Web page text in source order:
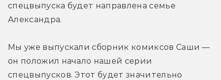
спецвыпуска будет направлена семье
Александра.
Мы уже выпускали сборник комиксов Саши —
он положил начало нашей серии
спецвыпусков. Этот будет значительно